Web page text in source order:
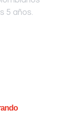
5 años.